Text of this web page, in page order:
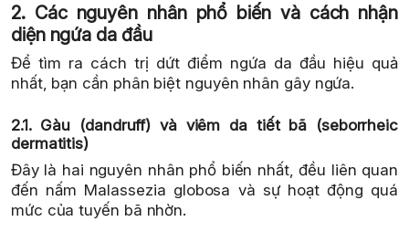
2. Các nguyên nhân phổ biến và cách nhận
diện ngứa da đầu
Để tìm ra cách trị dứt điểm ngứa da đầu hiệu quả
nhất, bạn cần phân biệt nguyên nhân gây ngứa.
2.1. Gàu (dandruff) và viêm da tiết bã (seborrheic
dermatitis)
Đây là hai nguyên nhân phổ biến nhất, đều liên quan
đến nấm Malassezia globosa và sự hoạt động quá
mức của tuyến bã nhờn.